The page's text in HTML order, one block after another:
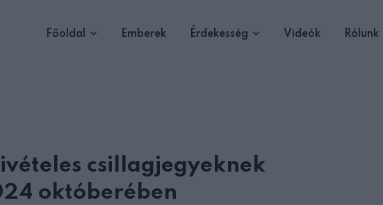
Főoldal Emberek Érdekesség Videók Rólunk
csillagjegyeknek
októberében